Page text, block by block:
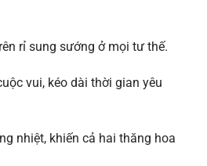
rỉ sung sướng ở mọi tư thế.
vui, kéo dài thời gian yêu
nhiệt, khiến cả hai thăng hoa